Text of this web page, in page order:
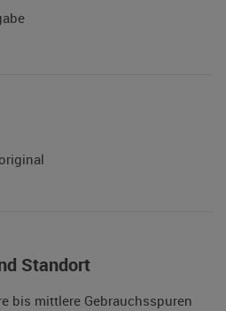
Standort
bis mittlere Gebrauchsspuren